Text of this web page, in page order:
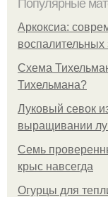
Популярные
Аркоксиа:
воспалительных
Схема
Тихельмана?
Луковый севок
выращивании
Семь
крыс навсегда
Огурцы для